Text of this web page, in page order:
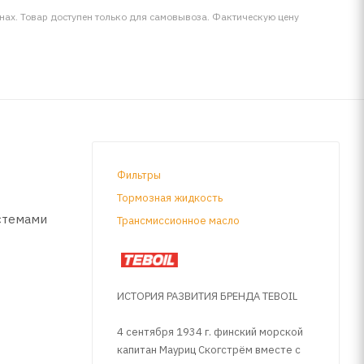
Товар доступен только для самовывоза. Фактическую цену
Фильтры
Тормозная жидкость
Трансмиссионное масло
ИСТОРИЯ РАЗВИТИЯ БРЕНДА TEBOIL
4 сентября 1934 г. финский морской
капитан Мауриц Скогстрём вместе с